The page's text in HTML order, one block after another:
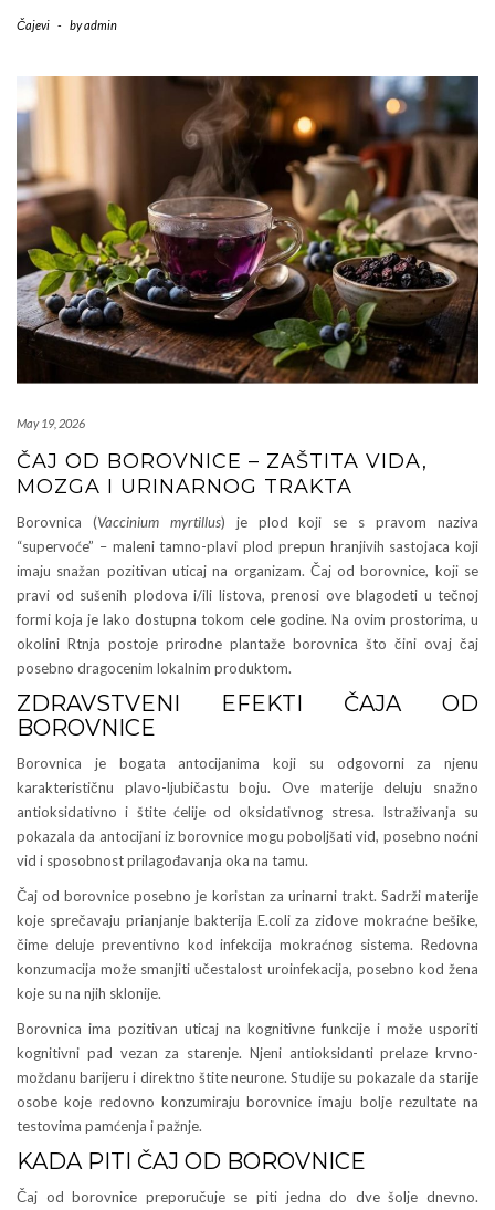
Čajevi - byadmin
May 19, 2026
ČAJ OD BOROVNICE – ZAŠTITA VIDA,
MOZGA I URINARNOG TRAKTA
Borovnica (Vaccinium myrtillus) je plod koji se s pravom naziva
“supervoće” – maleni tamno-plavi plod prepun hranjivih sastojaca koji
imaju snažan pozitivan uticaj na organizam. Čaj od borovnice, koji se
pravi od sušenih plodova i/ili listova, prenosi ove blagodeti u tečnoj
formi koja je lako dostupna tokom cele godine. Na ovim prostorima, u
okolini Rtnja postoje prirodne plantaže borovnica što čini ovaj čaj
posebno dragocenim lokalnim produktom.
ZDRAVSTVENI EFEKTI ČAJA OD
BOROVNICE
Borovnica je bogata antocijanima koji su odgovorni za njenu
karakterističnu plavo-ljubičastu boju. Ove materije deluju snažno
antioksidativno i štite ćelije od oksidativnog stresa. Istraživanja su
pokazala da antocijani iz borovnice mogu poboljšati vid, posebno noćni
vid i sposobnost prilagođavanja oka na tamu.
Čaj od borovnice posebno je koristan za urinarni trakt. Sadrži materije
koje sprečavaju prianjanje bakterija E.coli za zidove mokraćne bešike,
čime deluje preventivno kod infekcija mokraćnog sistema. Redovna
konzumacija može smanjiti učestalost uroinfekacija, posebno kod žena
koje su na njih sklonije.
Borovnica ima pozitivan uticaj na kognitivne funkcije i može usporiti
kognitivni pad vezan za starenje. Njeni antioksidanti prelaze krvno-
moždanu barijeru i direktno štite neurone. Studije su pokazale da starije
osobe koje redovno konzumiraju borovnice imaju bolje rezultate na
testovima pamćenja i pažnje.
KADA PITI ČAJ OD BOROVNICE
Čaj od borovnice preporučuje se piti jedna do dve šolje dnevno.